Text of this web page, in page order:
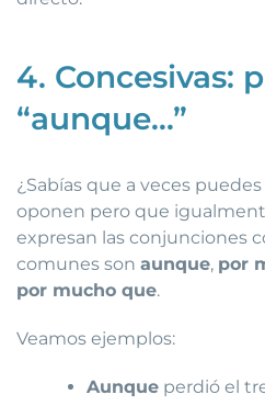
4. Concesivas:
“aunque…”
¿Sabías que a veces
oponen pero que
expresan las conjunciones
comunes son aunque, por
por mucho que.
Veamos ejemplos:
Aunque perdió el